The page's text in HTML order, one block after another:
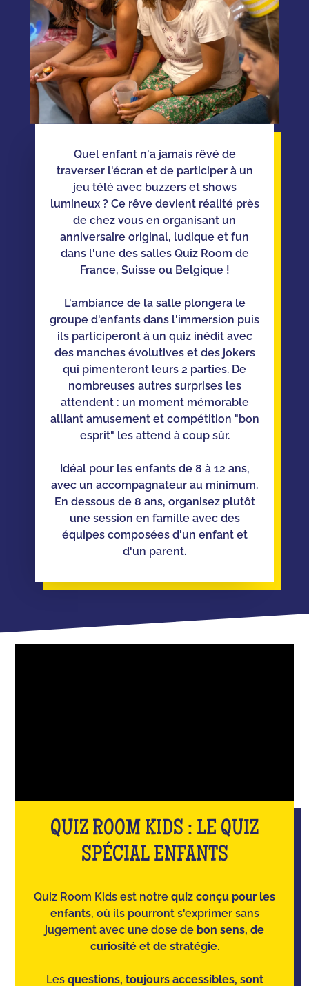
Quel enfant n'a jamais rêvé de
traverser l'écran et de participer à un
jeu télé avec buzzers et shows
lumineux ? Ce rêve devient réalité près
de chez vous en organisant un
anniversaire original, ludique et fun
dans l'une des salles Quiz Room de
France, Suisse ou Belgique !
L'ambiance de la salle plongera le
groupe d'enfants dans l'immersion puis
ils participeront à un quiz inédit avec
des manches évolutives et des jokers
qui pimenteront leurs 2 parties. De
nombreuses autres surprises les
attendent : un moment mémorable
alliant amusement et compétition "bon
esprit" les attend à coup sûr.
Idéal pour les enfants de 8 à 12 ans,
avec un accompagnateur au minimum.
En dessous de 8 ans, organisez plutôt
une session en famille avec des
équipes composées d'un enfant et
d'un parent.
QUIZ ROOM KIDS : LE QUIZ
SPÉCIAL ENFANTS
Quiz Room Kids est notre quiz conçu pour les
enfants, où ils pourront s'exprimer sans
jugement avec une dose de bon sens, de
curiosité et de stratégie.
Les questions, toujours accessibles, sont